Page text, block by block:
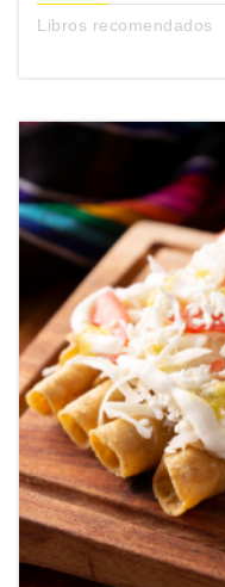
Libros recomendados